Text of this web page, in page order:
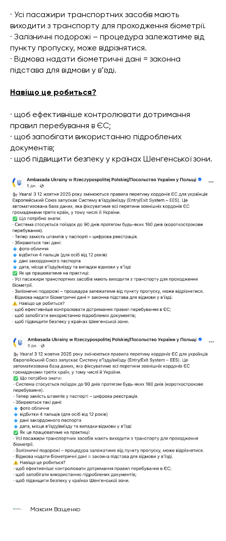
· Усі пасажири транспортних засобів мають
виходити з транспорту для проходження біометрії.
· Залізничні подорожі – процедура залежатиме від
пункту пропуску, може відрізнятися.
· Відмова надати біометричні дані = законна
підстава для відмови у в’їзді.
Навіщо це робиться?
· щоб ефективніше контролювати дотримання
правил перебування в ЄС;
· щоб запобігати використанню підроблених
документів;
· щоб підвищити безпеку у країнах Шенгенської зони.
Максим Ващенко